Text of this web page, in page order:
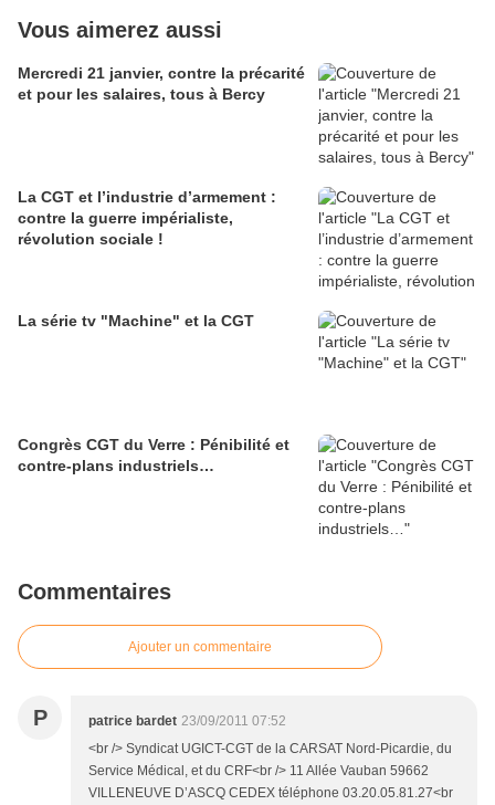
Vous aimerez aussi
Mercredi 21 janvier, contre la précarité
et pour les salaires, tous à Bercy
La CGT et l’industrie d’armement :
contre la guerre impérialiste,
révolution sociale !
La série tv "Machine" et la CGT
Congrès CGT du Verre : Pénibilité et
contre-plans industriels…
Commentaires
Ajouter un commentaire
P patrice bardet 23/09/2011 07:52
<br /> Syndicat UGICT-CGT de la CARSAT Nord-Picardie, du
Service Médical, et du CRF<br /> 11 Allée Vauban 59662
VILLENEUVE D’ASCQ CEDEX téléphone 03.20.05.81.27<br